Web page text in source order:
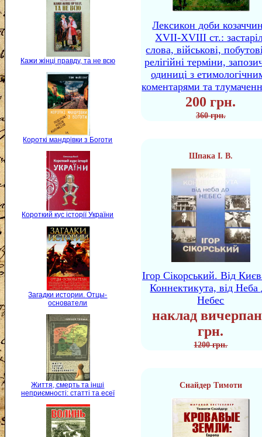
Кажи жінці правду, та не всю
Короткі мандрівки з Боготи
Короткий кус історії України
Загадки истории. Отцы-
основатели
Життя, смерть та інші
неприємності: статті та есеї
Лексикон доби
XVII-XVIII ст.:
слова, військові,
релігійні терміни,
одиниці з
коментарями та
200 грн.
360 грн.
Шпака І. В.
Ігор Сікорський. Від
Коннектикута, від Неба
Небес
наклад
грн.
1200 грн.
Снайдер Тимоти